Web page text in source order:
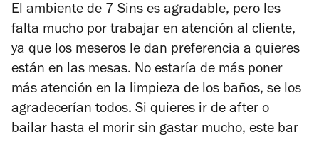
El ambiente de 7 Sins es agradable, pero les
falta mucho por trabajar en atención al cliente,
ya que los meseros le dan preferencia a quieres
están en las mesas. No estaría de más poner
más atención en la limpieza de los baños, se los
agradecerían todos. Si quieres ir de after o
bailar hasta el morir sin gastar mucho, este bar